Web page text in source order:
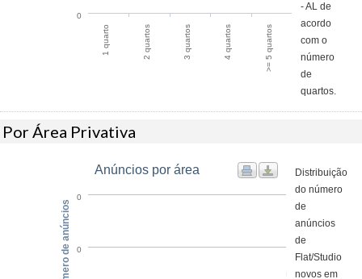
1 quarto 2 quartos 3 quartos 4 quartos >= 5 quartos
0
- AL de
acordo
com o
número
de
quartos.
Por Área Privativa
Anúncios por área
0
0
Número de anúncios
Distribuição
do número
de
anúncios
de
Flat/Studio
novos em